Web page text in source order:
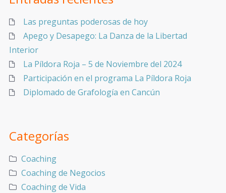
Las preguntas poderosas de hoy
Apego y Desapego: La Danza de la Libertad
Interior
La Píldora Roja – 5 de Noviembre del 2024
Participación en el programa La Píldora Roja
Diplomado de Grafología en Cancún
Categorías
Coaching
Coaching de Negocios
Coaching de Vida